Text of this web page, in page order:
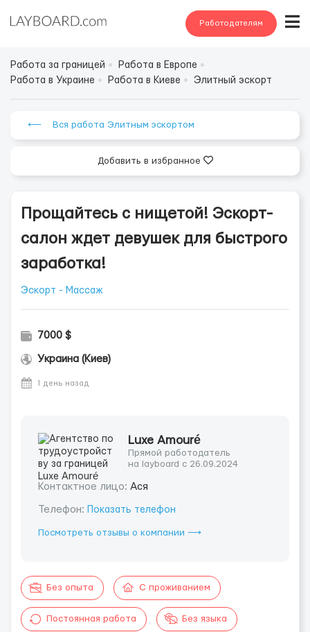
Работодателям
Работа за границей
Работа в Европе
Работа в Украине
Работа в Киеве Элитный эскорт
⟵ Вся работа Элитным эскортом
Добавить в избранное
Прощайтесь с нищетой! Эскорт-
салон ждет девушек для быстрого
заработка!
Эскорт - Массаж
7000 $
Украина (Киев)
1 день назад
Luxe Amouré
Прямой работодатель
на layboard с 26.09.2024
Контактное лицо: Ася
Телефон: Показать телефон
Посмотреть отзывы о компании ⟶
Без опыта С проживанием
Постоянная работа Без языка